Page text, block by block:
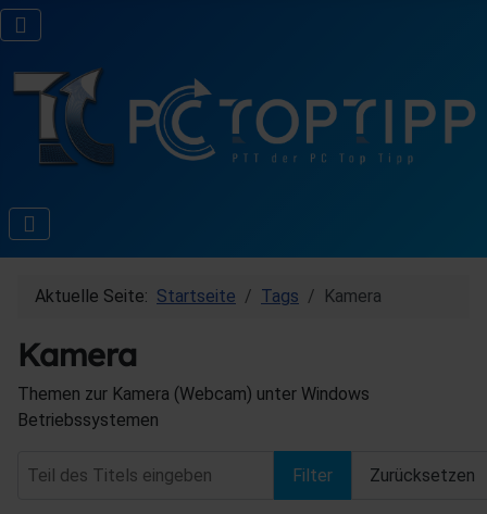
Aktuelle Seite: Startseite Tags Kamera
Kamera
Themen zur Kamera (Webcam) unter Windows
Betriebssystemen
Filter Zurücksetzen